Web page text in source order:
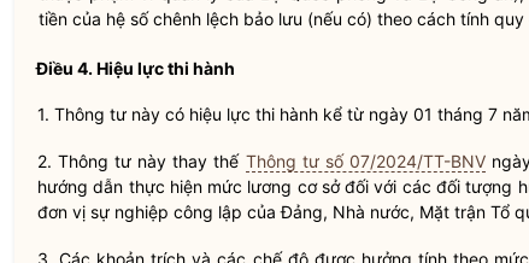
tiền của hệ số chênh lệch bảo lưu (nếu có) theo cách tính quy
Điều 4. Hiệu lực thi hành
1. Thông tư này có hiệu lực thi hành kể từ ngày 01 tháng 7
2. Thông tư này thay thế Thông tư số 07/2024/TT-BNV
hướng dẫn thực hiện mức lương cơ sở đối với các đối tượng
đơn vị sự nghiệp công lập của Đảng, Nhà nước, Mặt trận Tổ
3. Các khoản trích và các chế độ được hưởng tính theo